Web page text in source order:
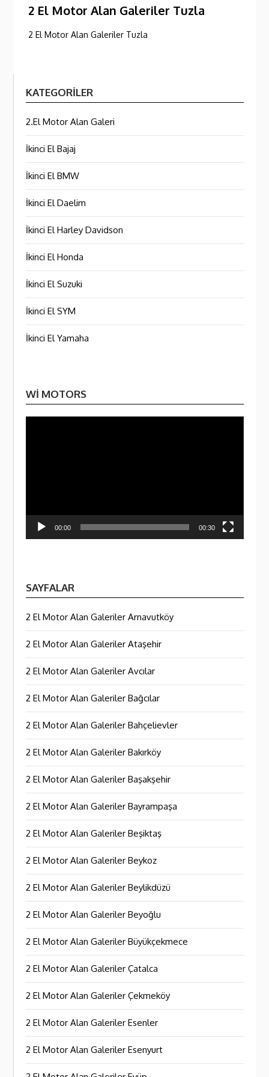
2 El Motor Alan Galeriler Tuzla
2 El Motor Alan Galeriler Tuzla
KATEGORILER
2.El Motor Alan Galeri
İkinci El Bajaj
İkinci El BMW
İkinci El Daelim
İkinci El Harley Davidson
İkinci El Honda
İkinci El Suzuki
İkinci El SYM
İkinci El Yamaha
WI MOTORS
00:00 00:30
SAYFALAR
2 El Motor Alan Galeriler Arnavutköy
2 El Motor Alan Galeriler Ataşehir
2 El Motor Alan Galeriler Avcılar
2 El Motor Alan Galeriler Bağcılar
2 El Motor Alan Galeriler Bahçelievler
2 El Motor Alan Galeriler Bakırköy
2 El Motor Alan Galeriler Başakşehir
2 El Motor Alan Galeriler Bayrampaşa
2 El Motor Alan Galeriler Beşiktaş
2 El Motor Alan Galeriler Beykoz
2 El Motor Alan Galeriler Beylikdüzü
2 El Motor Alan Galeriler Beyoğlu
2 El Motor Alan Galeriler Büyükçekmece
2 El Motor Alan Galeriler Çatalca
2 El Motor Alan Galeriler Çekmeköy
2 El Motor Alan Galeriler Esenler
2 El Motor Alan Galeriler Esenyurt